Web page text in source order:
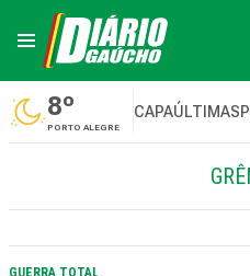
8º
PORTO ALEGRE
CAPAÚLTIMAS
GUERRA TOTAL